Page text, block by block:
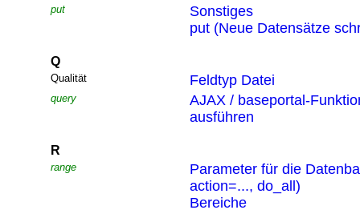
put
Sonstiges
put (Neue Datensätze
Q
Qualität Feldtyp Datei
query
AJAX / baseportal-
ausführen
R
range
Parameter für die
action=..., do_all)
Bereiche